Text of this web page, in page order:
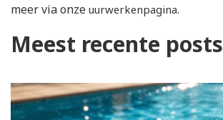
meer via onze uurwerkenpagina.
Meest recente posts